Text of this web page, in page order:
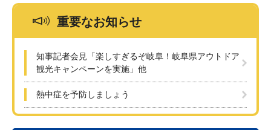
重要なお知らせ
知事記者会見「楽しすぎるぞ岐阜！岐阜県アウトドア
観光キャンペーンを実施」他
熱中症を予防しましょう